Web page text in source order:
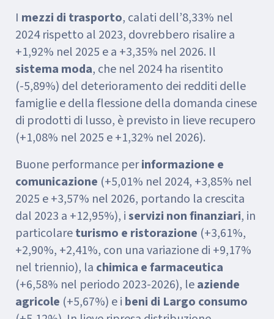
I mezzi di trasporto, calati dell’8,33% nel
2024 rispetto al 2023, dovrebbero risalire a
+1,92% nel 2025 e a +3,35% nel 2026. Il
sistema moda, che nel 2024 ha risentito
(-5,89%) del deterioramento dei redditi delle
famiglie e della flessione della domanda cinese
di prodotti di lusso, è previsto in lieve recupero
(+1,08% nel 2025 e +1,32% nel 2026).
Buone performance perinformazione e
comunicazione (+5,01% nel 2024, +3,85% nel
2025 e +3,57% nel 2026, portando la crescita
dal 2023 a +12,95%), iservizi non finanziari, in
particolareturismo e ristorazione (+3,61%,
+2,90%, +2,41%, con una variazione di +9,17%
nel triennio), la chimica e farmaceutica
(+6,58% nel periodo 2023-2026), leaziende
agricole (+5,67%) e i beni di Largo consumo